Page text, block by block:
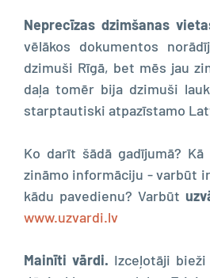
Neprecīzas dzimšanas
vēlākos dokumentos
dzimuši Rīgā, bet mēs jau
daļa tomēr bija dzimuši
starptautiski atpazīstamo
Ko darīt šādā gadījumā?
zināmo informāciju - varbūt
kādu pavedienu? Varbūt
www.uzvardi.lv
Mainīti vārdi. Izceļotāji